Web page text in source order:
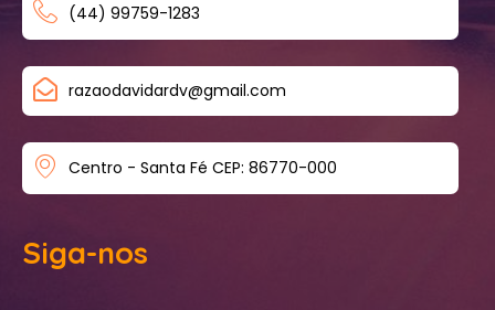
(44) 99759-1283
razaodavidardv@gmail.com
Centro - Santa Fé CEP: 86770-000
Siga-nos